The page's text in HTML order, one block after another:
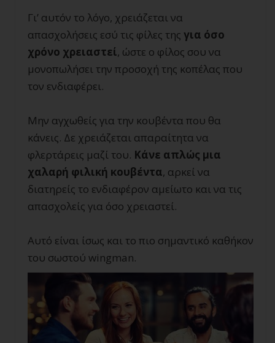
Γι’ αυτόν το λόγο, χρειάζεται να
απασχολήσεις εσύ τις φίλες της για όσο
χρόνο χρειαστεί, ώστε ο φίλος σου να
μονοπωλήσει την προσοχή της κοπέλας που
τον ενδιαφέρει.
Μην αγχωθείς για την κουβέντα που θα
κάνεις. Δε χρειάζεται απαραίτητα να
φλερτάρεις μαζί του. Κάνε απλώς μια
χαλαρή φιλική κουβέντα, αρκεί να
διατηρείς το ενδιαφέρον αμείωτο και να τις
απασχολείς για όσο χρειαστεί.
Αυτό είναι ίσως και το πιο σημαντικό καθήκον
του σωστού wingman.